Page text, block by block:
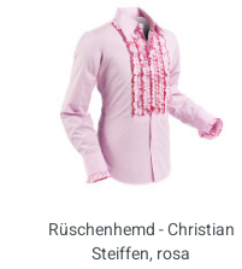
Rüschenhemd - Christian
Steiffen, rosa